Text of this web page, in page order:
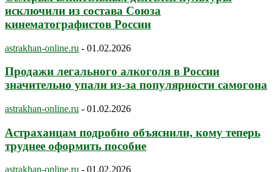
исключили из состава Союза
кинематографистов России
astrakhan-online.ru - 01.02.2026
Продажи легального алкоголя в России
значительно упали из-за популярности самогона
astrakhan-online.ru - 01.02.2026
Астраханцам подробно объяснили, кому теперь
труднее оформить пособие
astrakhan-online.ru - 01.02.2026